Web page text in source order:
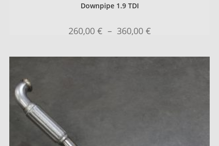
Downpipe 1.9 TDI
260,00 € – 360,00 €